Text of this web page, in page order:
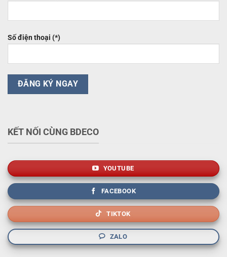
Số điện thoại (*)
KẾT NỐI CÙNG BDECO
YOUTUBE
FACEBOOK
TIKTOK
ZALO